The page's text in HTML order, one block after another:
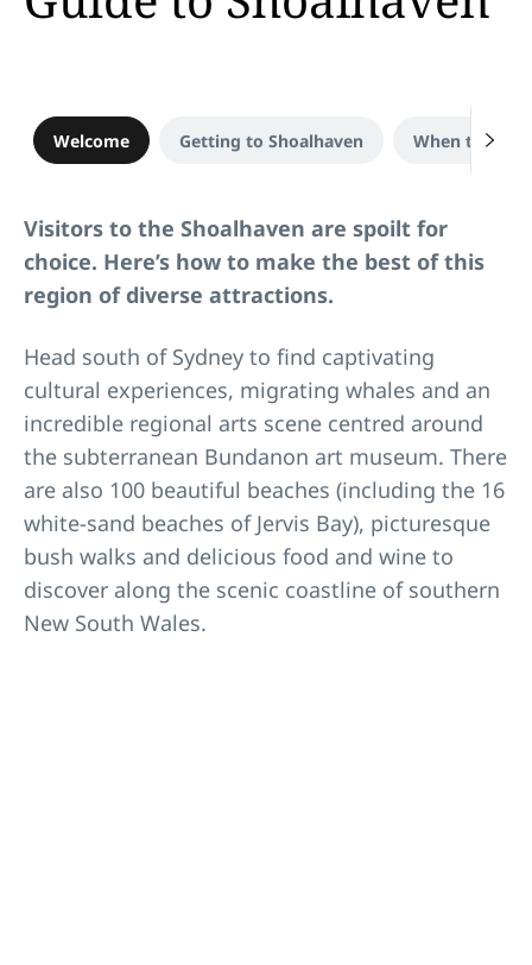
Welcome Getting to Shoalhaven When to visit
Visitors to the Shoalhaven are spoilt for
choice. Here’s how to make the best of this
region of diverse attractions.
Head south of Sydney to find captivating
cultural experiences, migrating whales and an
incredible regional arts scene centred around
the subterranean Bundanon art museum. There
are also 100 beautiful beaches (including the 16
white-sand beaches of Jervis Bay), picturesque
bush walks and delicious food and wine to
discover along the scenic coastline of southern
New South Wales.